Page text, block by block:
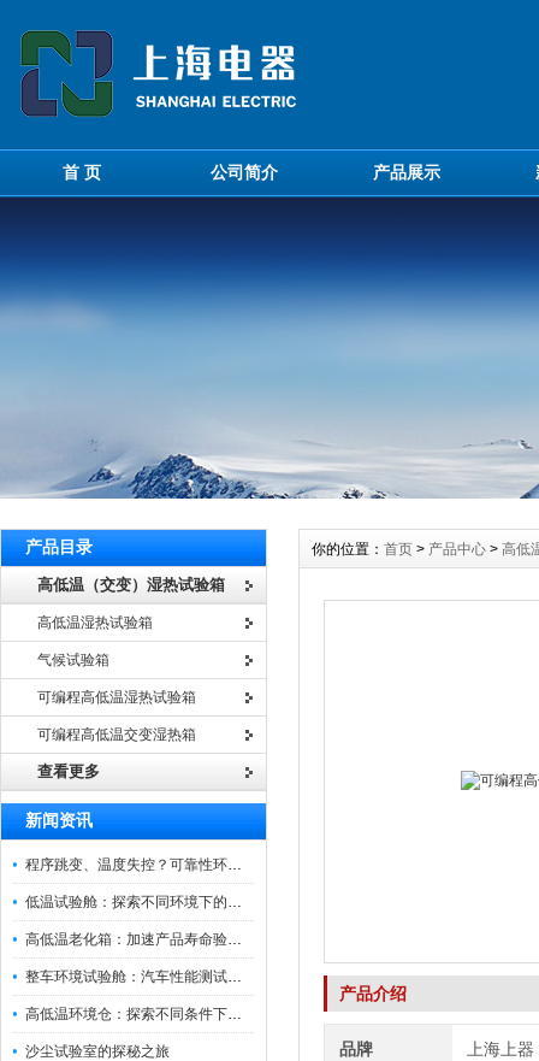
首 页 公司简介 产品展示
产品目录
高低温（交变）湿热试验箱
高低温湿热试验箱
气候试验箱
可编程高低温湿热试验箱
可编程高低温交变湿热箱
查看更多
新闻资讯
程序跳变、温度失控？可靠性环境试验箱控制系统故障处理
低温试验舱：探索不同环境下的科技边界
高低温老化箱：加速产品寿命验证的可靠伙伴
整车环境试验舱：汽车性能测试的设备
高低温环境仓：探索不同条件下的科学奥秘
沙尘试验室的探秘之旅
你的位置： 首页 > 产品中心 > 高低
产品介绍
品牌 上海上器